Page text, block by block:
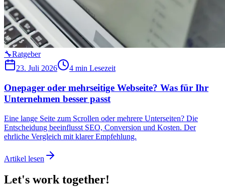
🔧Ratgeber
23. Juli 2026
4 min Lesezeit
Onepager oder mehrseitige Webseite? Was für Ihr
Unternehmen besser passt
Eine lange Seite zum Scrollen oder mehrere Unterseiten? Die
Entscheidung beeinflusst SEO, Conversion und Kosten. Der
ehrliche Vergleich mit klarer Empfehlung.
Artikel lesen
Let's worktogether!